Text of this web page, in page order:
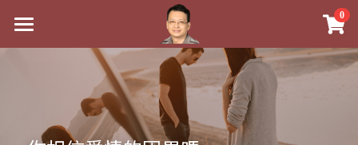
0
最新消息
實體經營
×
商品分類
八字線上完整班
科學八字推理PDF